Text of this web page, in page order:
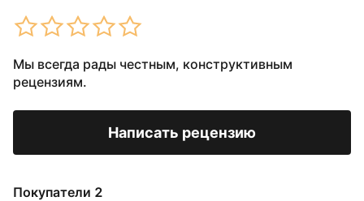
Мы всегда рады честным, конструктивным
рецензиям.
Написать рецензию
Покупатели 2